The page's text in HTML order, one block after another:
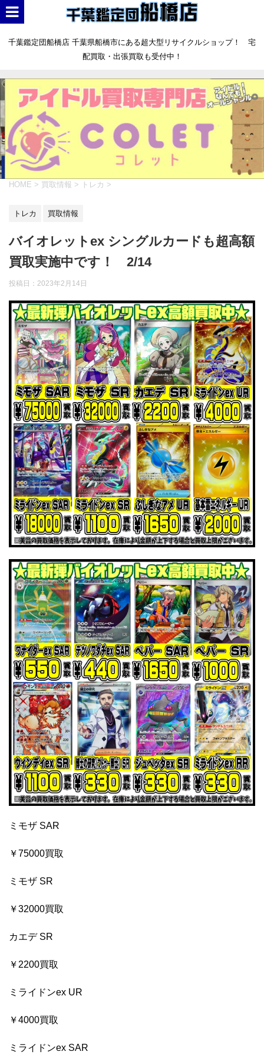
千葉鑑定団船橋店 千葉県船橋市にある超大型リサイクルショップ！ 宅
配買取・出張買取も受付中！
HOME > 買取情報 > トレカ >
トレカ 買取情報
バイオレットex シングルカードも超高額
買取実施中です！ 2/14
投稿日： 2023年2月14日
ミモザ SAR
￥75000買取
ミモザ SR
￥32000買取
カエデ SR
￥2200買取
ミライドンex UR
￥4000買取
ミライドンex SAR